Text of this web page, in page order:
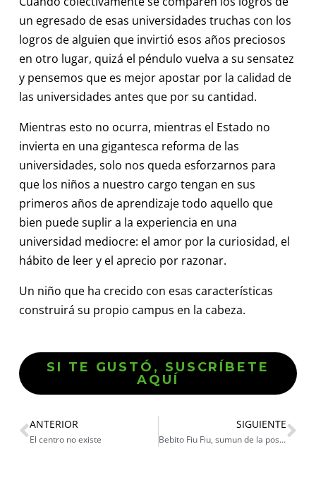
un egresado de esas universidades truchas con los
logros de alguien que invirtió esos años preciosos
en otro lugar, quizá el péndulo vuelva a su sensatez
y pensemos que es mejor apostar por la calidad de
las universidades antes que por su cantidad.
Mientras esto no ocurra, mientras el Estado no
invierta en una gigantesca reforma de las
universidades, solo nos queda esforzarnos para
que los niños a nuestro cargo tengan en sus
primeros años de aprendizaje todo aquello que
bien puede suplir a la experiencia en una
universidad mediocre: el amor por la curiosidad, el
hábito de leer y el aprecio por razonar.
Un niño que ha crecido con esas características
construirá su propio campus en la cabeza.
SI TE GUSTÓ, SUSCRÍBETE
AQUÍ
ANTERIOR
El centro no existe
SIGUIENTE
Bebito Fiu Fiu, sumun de la posmodernidad￼